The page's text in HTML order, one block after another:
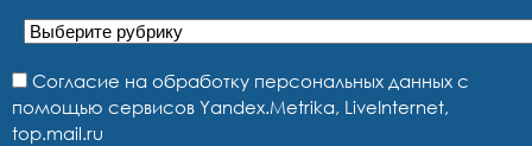
Рубрики
Согласие на обработку персональных данных с
помощью сервисов Yandex.Metrika, LiveInternet,
top.mail.ru